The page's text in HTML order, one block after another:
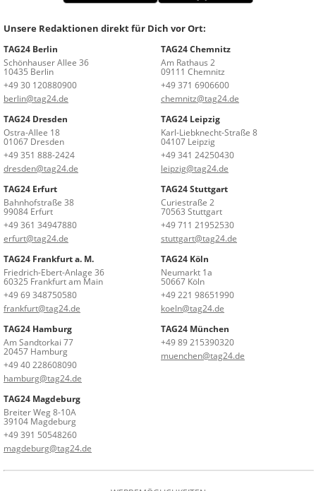
Unsere Redaktionen direkt für Dich vor Ort:
TAG24 Berlin
Schönhauser Allee 36
10435 Berlin
+49 30 120880900
berlin@tag24.de
TAG24 Chemnitz
Am Rathaus 2
09111 Chemnitz
+49 371 6906600
chemnitz@tag24.de
TAG24 Dresden
Ostra-Allee 18
01067 Dresden
+49 351 888-2424
dresden@tag24.de
TAG24 Leipzig
Karl-Liebknecht-Straße 8
04107 Leipzig
+49 341 24250430
leipzig@tag24.de
TAG24 Erfurt
Bahnhofstraße 38
99084 Erfurt
+49 361 34947880
erfurt@tag24.de
TAG24 Stuttgart
Curiestraße 2
70563 Stuttgart
+49 711 21952530
stuttgart@tag24.de
TAG24 Frankfurt a. M.
Friedrich-Ebert-Anlage 36
60325 Frankfurt am Main
+49 69 348750580
frankfurt@tag24.de
TAG24 Köln
Neumarkt 1a
50667 Köln
+49 221 98651990
koeln@tag24.de
TAG24 Hamburg
Am Sandtorkai 77
20457 Hamburg
+49 40 228608090
hamburg@tag24.de
TAG24 München
+49 89 215390320
muenchen@tag24.de
TAG24 Magdeburg
Breiter Weg 8-10A
39104 Magdeburg
+49 391 50548260
magdeburg@tag24.de